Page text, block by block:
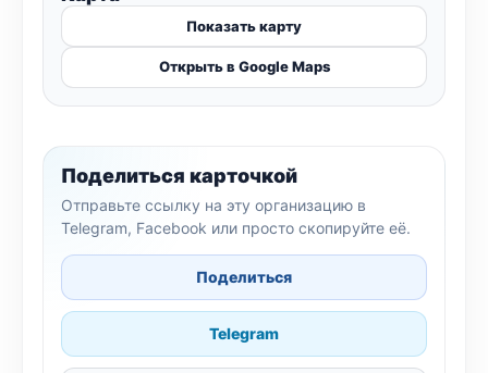
Показать карту
Открыть в Google Maps
Поделиться карточкой
Отправьте ссылку на эту организацию в
Telegram, Facebook или просто скопируйте её.
Поделиться
Telegram